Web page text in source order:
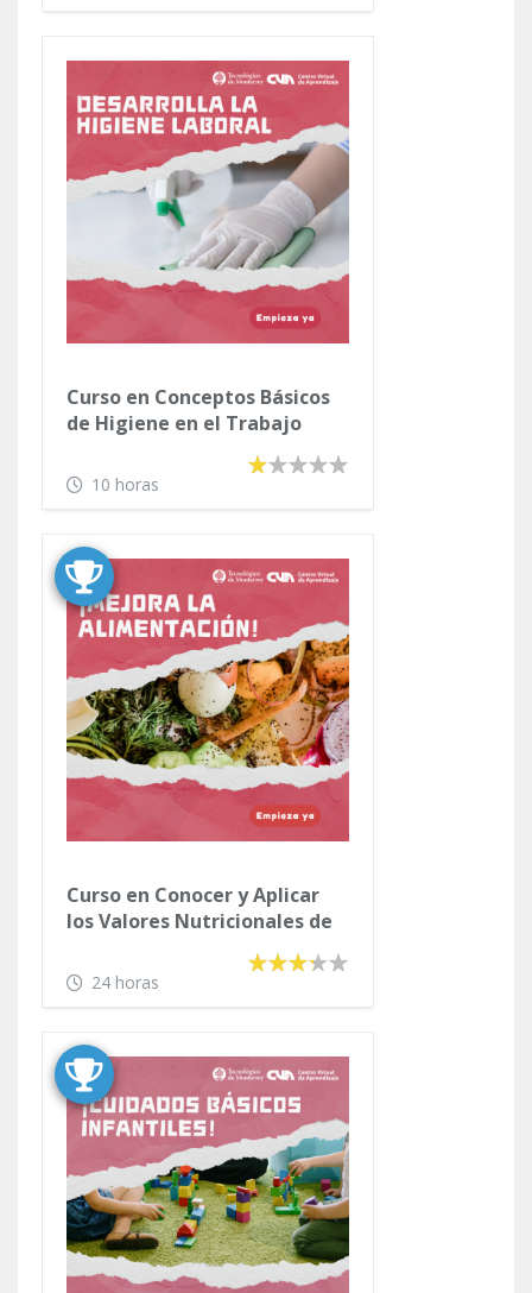
Curso en Conceptos Básicos
de Higiene en el Trabajo
10 horas
Curso en Conocer y Aplicar
los Valores Nutricionales de
24 horas